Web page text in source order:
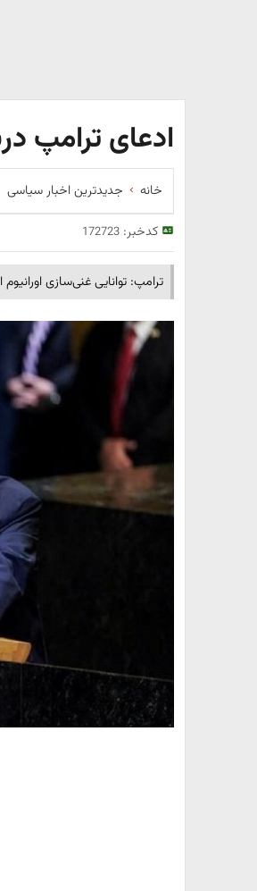
ادعای ترامپ
خانه جدیدترین اخبار سیاسی
کدخبر:172723
ترامپ: توانایی غنی‌سازی